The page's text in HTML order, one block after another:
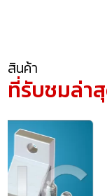
สินค้า
ที่รับชมล่า